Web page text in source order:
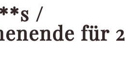
/
für 2